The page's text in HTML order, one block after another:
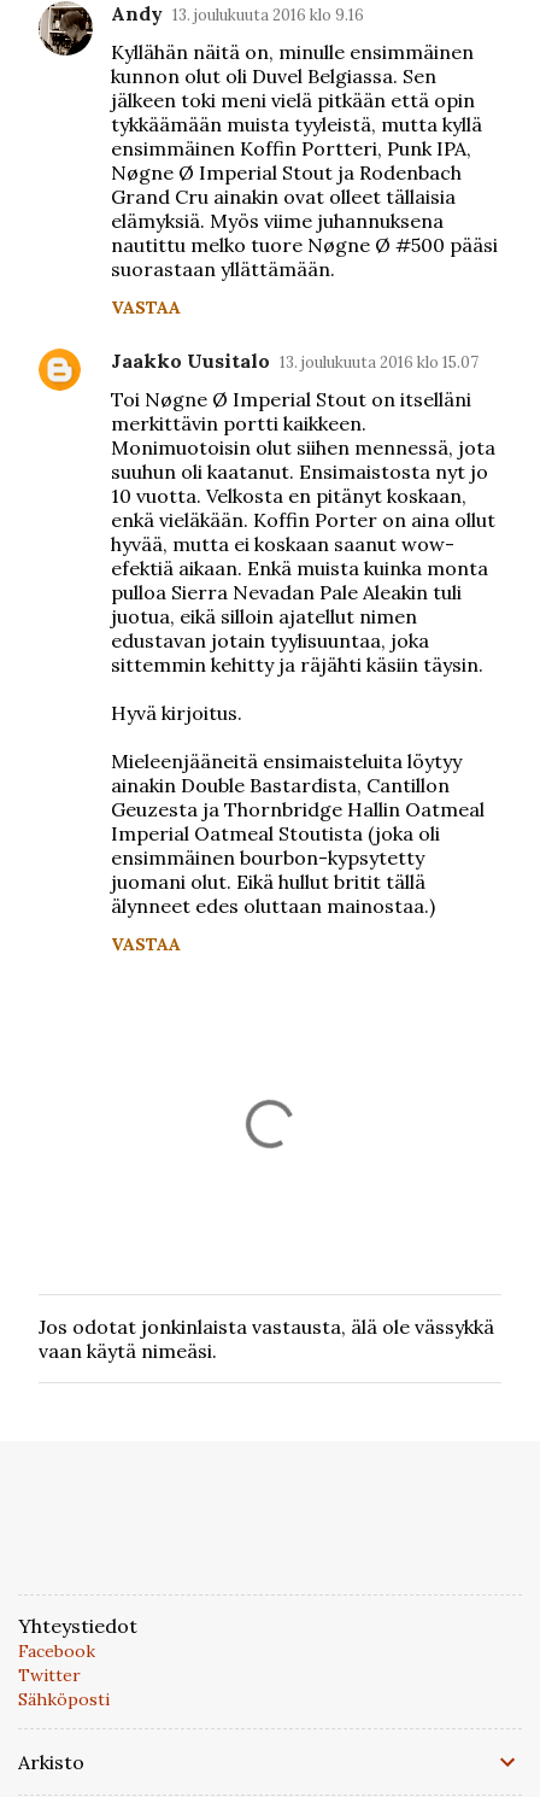
K
o
Andy 13. joulukuuta 2016 klo 9.16
Kyllähän näitä on, minulle ensimmäinen
kunnon olut oli Duvel Belgiassa. Sen
jälkeen toki meni vielä pitkään että opin
tykkäämään muista tyyleistä, mutta kyllä
ensimmäinen Koffin Portteri, Punk IPA,
Nøgne Ø Imperial Stout ja Rodenbach
Grand Cru ainakin ovat olleet tällaisia
elämyksiä. Myös viime juhannuksena
nautittu melko tuore Nøgne Ø #500 pääsi
suorastaan yllättämään.
VASTAA
Jaakko Uusitalo 13. joulukuuta 2016 klo 15.07
Toi Nøgne Ø Imperial Stout on itselläni
merkittävin portti kaikkeen.
Monimuotoisin olut siihen mennessä, jota
suuhun oli kaatanut. Ensimaistosta nyt jo
10 vuotta. Velkosta en pitänyt koskaan,
enkä vieläkään. Koffin Porter on aina ollut
hyvää, mutta ei koskaan saanut wow-
efektiä aikaan. Enkä muista kuinka monta
pulloa Sierra Nevadan Pale Aleakin tuli
juotua, eikä silloin ajatellut nimen
edustavan jotain tyylisuuntaa, joka
sittemmin kehitty ja räjähti käsiin täysin.
Hyvä kirjoitus.
Mieleenjääneitä ensimaisteluita löytyy
ainakin Double Bastardista, Cantillon
Geuzesta ja Thornbridge Hallin Oatmeal
Imperial Oatmeal Stoutista (joka oli
ensimmäinen bourbon-kypsytetty
juomani olut. Eikä hullut britit tällä
älynneet edes oluttaan mainostaa.)
VASTAA
L
ä
h
n
t
t
i
Jos odotat jonkinlaista vastausta, älä ole vässykkä
vaan käytä nimeäsi.
Yhteystiedot
Facebook
Twitter
Sähköposti
Arkisto